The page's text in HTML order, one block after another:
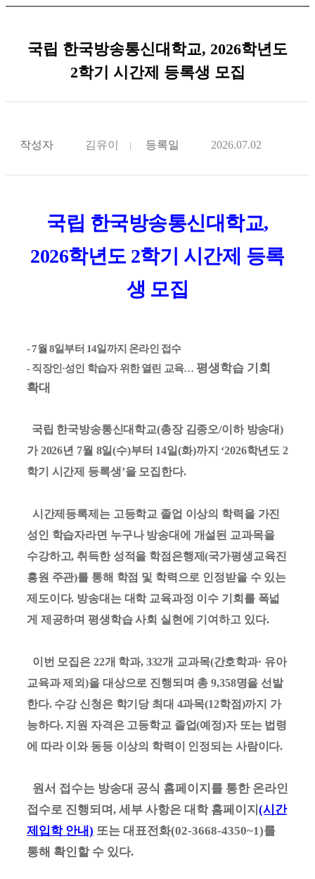
국립 한국방송통신대학교, 2026학년도
2학기 시간제 등록생 모집
작성자 김유이 등록일 2026.07.02
국립 한국방송통신대학교,
2026학년도 2학기 시간제 등록
생 모집
- 7월8일부터 14일까지 온라인 접수
-직장인·성인 학습자 위한 열린 교육… 평생학습 기회
확대
국립 한국방송통신대학교(총장 김종오/이하 방송대)
가 2026년 7월 8일(수)부터 14일(화)까지 ‘2026학년도 2
학기 시간제 등록생’을 모집한다.
시간제등록제는 고등학교 졸업 이상의 학력을 가진
성인 학습자라면 누구나 방송대에 개설된 교과목을
수강하고, 취득한 성적을 학점은행제(국가평생교육진
흥원 주관)를 통해 학점 및 학력으로 인정받을 수 있는
제도이다. 방송대는 대학 교육과정 이수 기회를 폭넓
게 제공하며 평생학습 사회 실현에 기여하고 있다.
이번 모집은 22개 학과, 332개 교과목(간호학과· 유아
교육과 제외)을 대상으로 진행되며 총 9,358명을 선발
한다. 수강 신청은 학기당 최대 4과목(12학점)까지 가
능하다. 지원 자격은 고등학교 졸업(예정)자 또는 법령
에 따라 이와 동등 이상의 학력이 인정되는 사람이다.
원서 접수는 방송대 공식 홈페이지를 통한 온라인
접수로 진행되며, 세부 사항은 대학 홈페이지 (시간
제입학 안내) 또는 대표전화(02-3668-4350~1)를
통해 확인할 수 있다.